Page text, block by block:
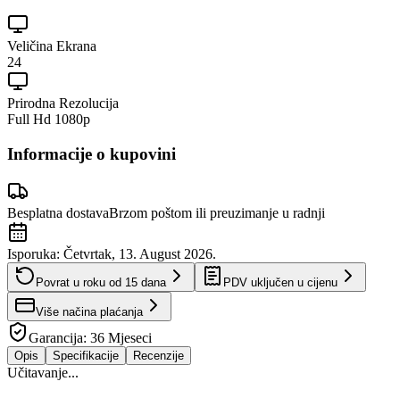
Veličina Ekrana
24
Prirodna Rezolucija
Full Hd 1080p
Informacije o kupovini
Besplatna dostavaBrzom poštom ili preuzimanje u radnji
Isporuka: Četvrtak, 13. August 2026.
Povrat u roku od 15 dana PDV uključen u cijenu
Više načina plaćanja
Garancija: 36 Mjeseci
Opis Specifikacije Recenzije
Učitavanje...